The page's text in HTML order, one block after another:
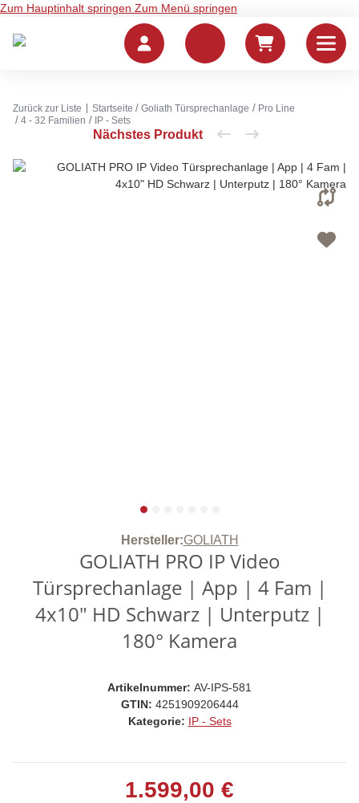
Zum Hauptinhalt springen Zum Menü springen
Zurück zur Liste Startseite Goliath Türsprechanlage
Pro Line
4 - 32 Familien
IP - Sets
Hersteller:GOLIATH
GOLIATH PRO IP Video
Türsprechanlage | App | 4 Fam |
4x10" HD Schwarz | Unterputz |
180° Kamera
Artikelnummer: AV-IPS-581
GTIN: 4251909206444
Kategorie: IP - Sets
1.599,00 €